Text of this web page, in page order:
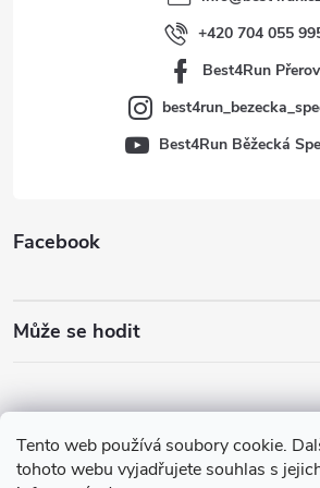
Tento web používá soubory cookie.
tohoto webu vyjadřujete souhlas s
Facebook
Může se hodit
+420 704 055
Best4Run Přerov
Best4Run Běžecká